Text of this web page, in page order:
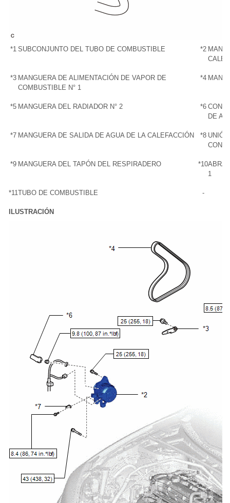
*1 SUBCONJUNTO DEL TUBO DE COMBUSTIBLE *2
*3 MANGUERA DE ALIMENTACIÓN DE VAPOR DE
COMBUSTIBLE N° 1
*4
*5 MANGUERA DEL RADIADOR N° 2 *6
DE
*7 MANGUERA DE SALIDA DE AGUA DE LA CALEFACCIÓN *8
*9 MANGUERA DEL TAPÓN DEL RESPIRADERO *10
1
*11TUBO DE COMBUSTIBLE -
ILUSTRACIÓN